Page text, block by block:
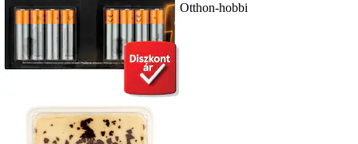
Otthon-hobbi